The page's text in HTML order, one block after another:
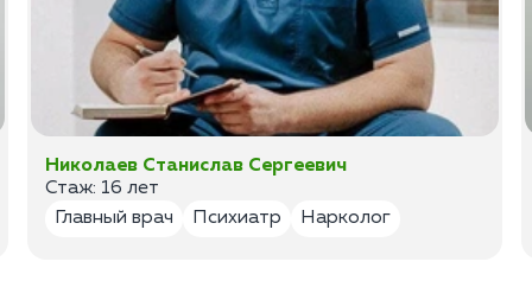
Николаев Станислав Сергеевич
Стаж: 16 лет
Главный врач
Психиатр Нарколог